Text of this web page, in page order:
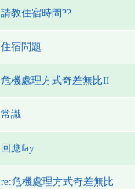
請教住宿時間??
住宿問題
危機處理方式奇差無比II
常識
回應fay
re:危機處理方式奇差無比